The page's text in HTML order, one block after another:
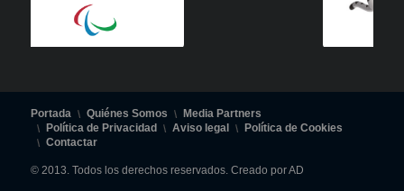
Portada Quiénes Somos
Media Partners
Política de Privacidad
Aviso legal
Política de Cookies
Contactar
© 2013. Todos los derechos reservados. Creado por AD